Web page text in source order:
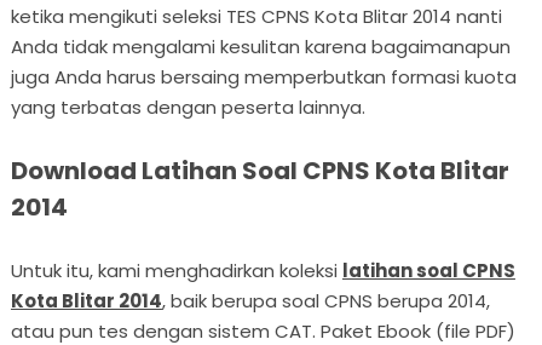
ketika mengikuti seleksi TES CPNS Kota Blitar 2014 nanti
Anda tidak mengalami kesulitan karena bagaimanapun
juga Anda harus bersaing memperbutkan formasi kuota
yang terbatas dengan peserta lainnya.
Download Latihan Soal CPNS Kota Blitar
2014
Untuk itu, kami menghadirkan koleksi latihan soal CPNS
Kota Blitar 2014, baik berupa soal CPNS berupa 2014,
atau pun tes dengan sistem CAT. Paket Ebook (file PDF)